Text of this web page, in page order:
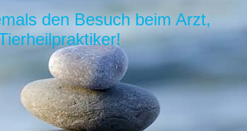
den Besuch beim Arzt,